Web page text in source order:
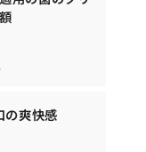
の爽快感